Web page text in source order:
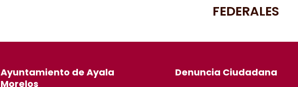
FEDERALES
Ayuntamiento de Ayala
Morelos
Denuncia Ciudadana